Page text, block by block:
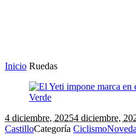
Inicio Ruedas
4 diciembre, 20254 diciembre,
CastilloCategoría Ciclismo